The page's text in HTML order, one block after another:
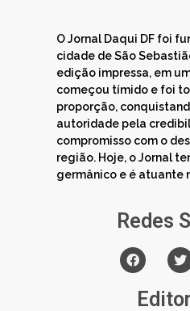
O Jornal Daqui DF foi
cidade de São
edição impressa, em
começou tímido e foi
proporção,
autoridade pela
compromisso com o
região. Hoje, o Jornal
germânico e é atuante
Redes